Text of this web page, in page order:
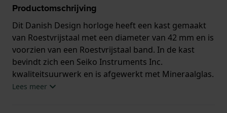
Productomschrijving
Dit Danish Design horloge heeft een kast gemaakt
van Roestvrijstaal met een diameter van 42 mm en is
voorzien van een Roestvrijstaal band. In de kast
bevindt zich een Seiko Instruments Inc.
kwaliteitsuurwerk en is afgewerkt met Mineraalglas.
Lees meer